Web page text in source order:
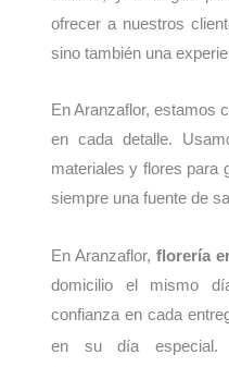
ofrecer a nuestros
sino también una
En Aranzaflor, estamos
en cada detalle.
materiales y flores para
siempre una fuente de
En Aranzaflor, florería
domicilio el mismo
confianza en cada
en su día especial.